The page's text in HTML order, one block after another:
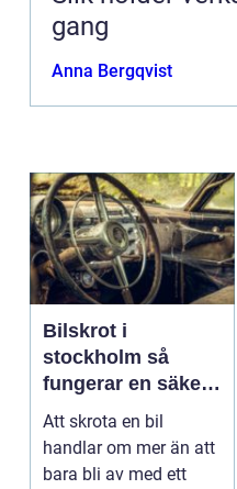
gang
Anna Bergqvist
Bilskrot i
stockholm så
fungerar en säker
och miljövänlig
skrotning
Att skrota en bil
handlar om mer än att
bara bli av med ett